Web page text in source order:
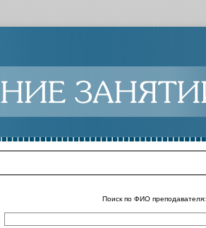
Поиск по ФИО преподавателя: